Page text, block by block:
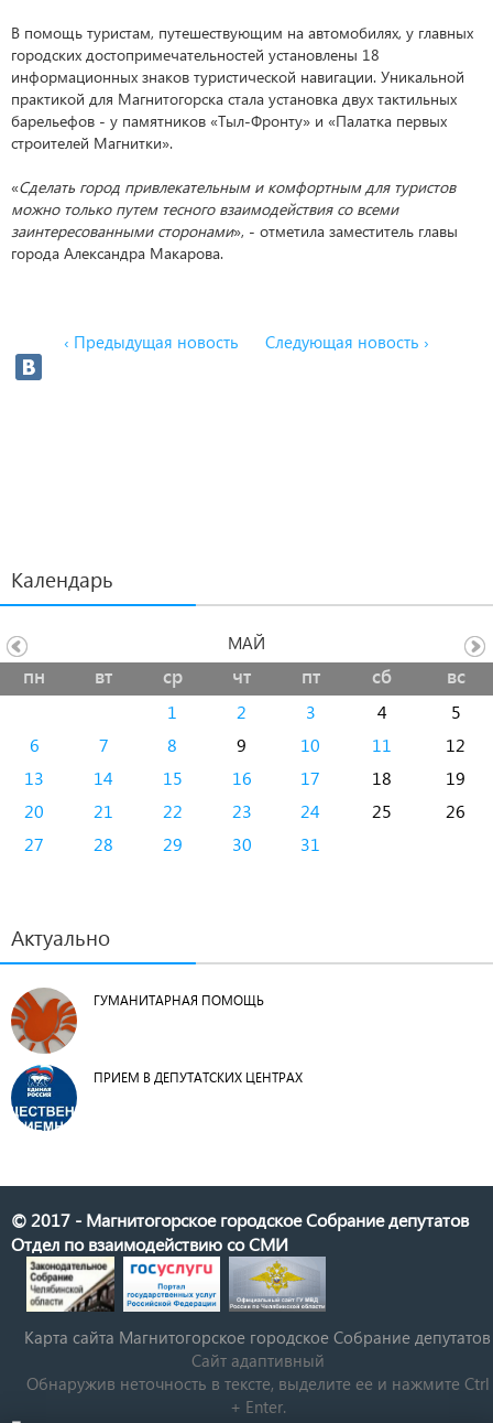
В помощь туристам, путешествующим на автомобилях, у главных
городских достопримечательностей установлены 18
информационных знаков туристической навигации. Уникальной
практикой для Магнитогорска стала установка двух тактильных
барельефов - у памятников «Тыл-Фронту» и «Палатка первых
строителей Магнитки».
«Сделать город привлекательным и комфортным для туристов
можно только путем тесного взаимодействия со всеми
заинтересованными сторонами», - отметила заместитель главы
города Александра Макарова.
‹ Предыдущая новость Следующая новость ›
Календарь
пн вт ср чт пт сб вс
1 2 3 4
5
6
7 8 9 10 11
12
13
14 15 16 17 18
19
20
21 22 23 24 25
26
27
28 29 30 31
МАЙ
Актуально
ГУМАНИТАРНАЯ ПОМОЩЬ
ПРИЕМ В ДЕПУТАТСКИХ ЦЕНТРАХ
© 2017 - Магнитогорское городское Собрание депутатов
Отдел по взаимодействию со СМИ
Карта сайта Магнитогорское городское Cобрание депутатов
Сайт адаптивный
Обнаружив неточность в тексте, выделите ее и нажмите Ctrl
+ Enter.